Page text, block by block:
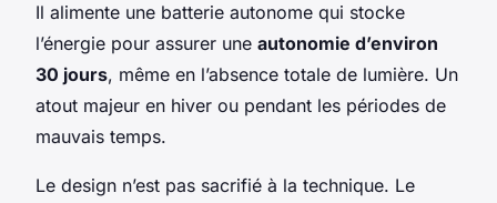
Il alimente une batterie autonome qui stocke
l’énergie pour assurer une autonomie d’environ
30 jours, même en l’absence totale de lumière. Un
atout majeur en hiver ou pendant les périodes de
mauvais temps.
Le design n’est pas sacrifié à la technique. Le